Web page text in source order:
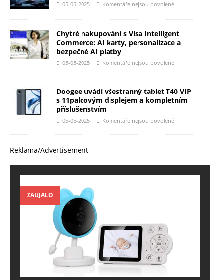
05-05-2025 Komentáře nejsou povolené
Chytré nakupování s Visa Intelligent
Commerce: AI karty, personalizace a
bezpečné AI platby
05-05-2025 Komentáře nejsou povolené
Doogee uvádí všestranný tablet T40 VIP
s 11palcovým displejem a kompletním
příslušenstvím
05-05-2025 Komentáře nejsou povolené
Reklama/Advertisement
ZAUJALO